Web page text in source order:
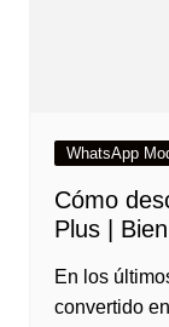
WhatsApp
Cómo
Plus |
En los
convertido